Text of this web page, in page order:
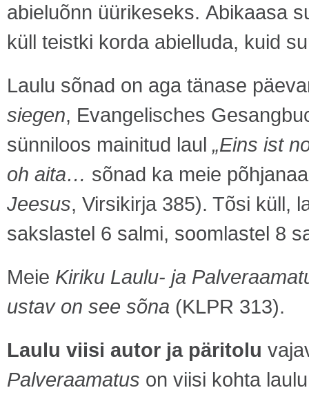
abieluõnn üürikeseks. Abikaasa
küll teistki korda abielluda, kuid
Laulu sõnad on aga tänase
siegen, Evangelisches
sünniloos mainitud laul „Eins ist
oh aita… sõnad ka meie
Jeesus, Virsikirja 385). Tõsi küll,
sakslastel 6 salmi, soomlastel 8
Meie Kiriku Laulu- ja
ustav on see sõna (KLPR 313).
Laulu viisi autor ja päritolu
Palveraamatus on viisi kohta